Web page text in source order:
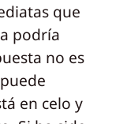
que
podría
no es
en celo y